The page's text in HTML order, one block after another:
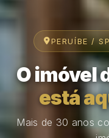
PERUÍBE /
O imóvel
está
Mais de 30 anos